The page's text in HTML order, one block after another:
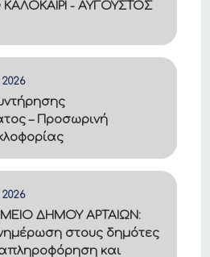
ΚΑΛΟΚΑΙΡΙ - ΑΥΓΟΥΣΤΟΣ
– Προσωρινή
ΔΗΜΟΥ ΑΡΤΑΙΩΝ:
στους δημότες
και